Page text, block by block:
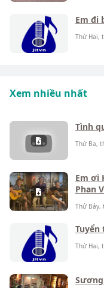
Em đi
Thứ Hai,
Xem nhiều nhất
Tình
Thứ Ba,
Em ơi
Phan
Thứ Bảy,
Thứ Hai,